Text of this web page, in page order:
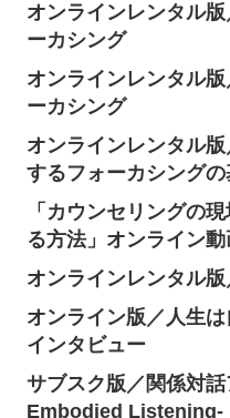
オンラインレンタル
ーカシング
オンラインレンタル
ーカシング
オンラインレンタル
するフォーカシングの
「カウンセリングの
る方法」オンライン動
オンラインレンタル
オンライン版／人生
インタビュー
サブスク版／関係対
Embodied Listening-